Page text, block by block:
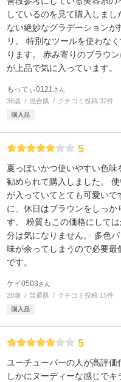
しているのを見て購入しま
ない絶妙なグラデーション
リ。 特別なツールを使わな
ります。 赤み寄りのブラウ
が上品で気に入っています。
もってぃ0121さん
36歳 混合肌 クチコミ投稿 32件
購入品
5
夏っぽいかつ使いやすい色
勧められて購入しました。
が入っていてとても可愛い
に、休日はブラウンをしっか
す。 粉質もこの価格にして
分は気になりません。 多色
味が余ってしまうので必要最
です。
ケイ0503さん
28歳 普通肌 クチコミ投稿 15件
購入品
5
ユーチューバーの人が高評価
しかにヌーディーな感じでキ